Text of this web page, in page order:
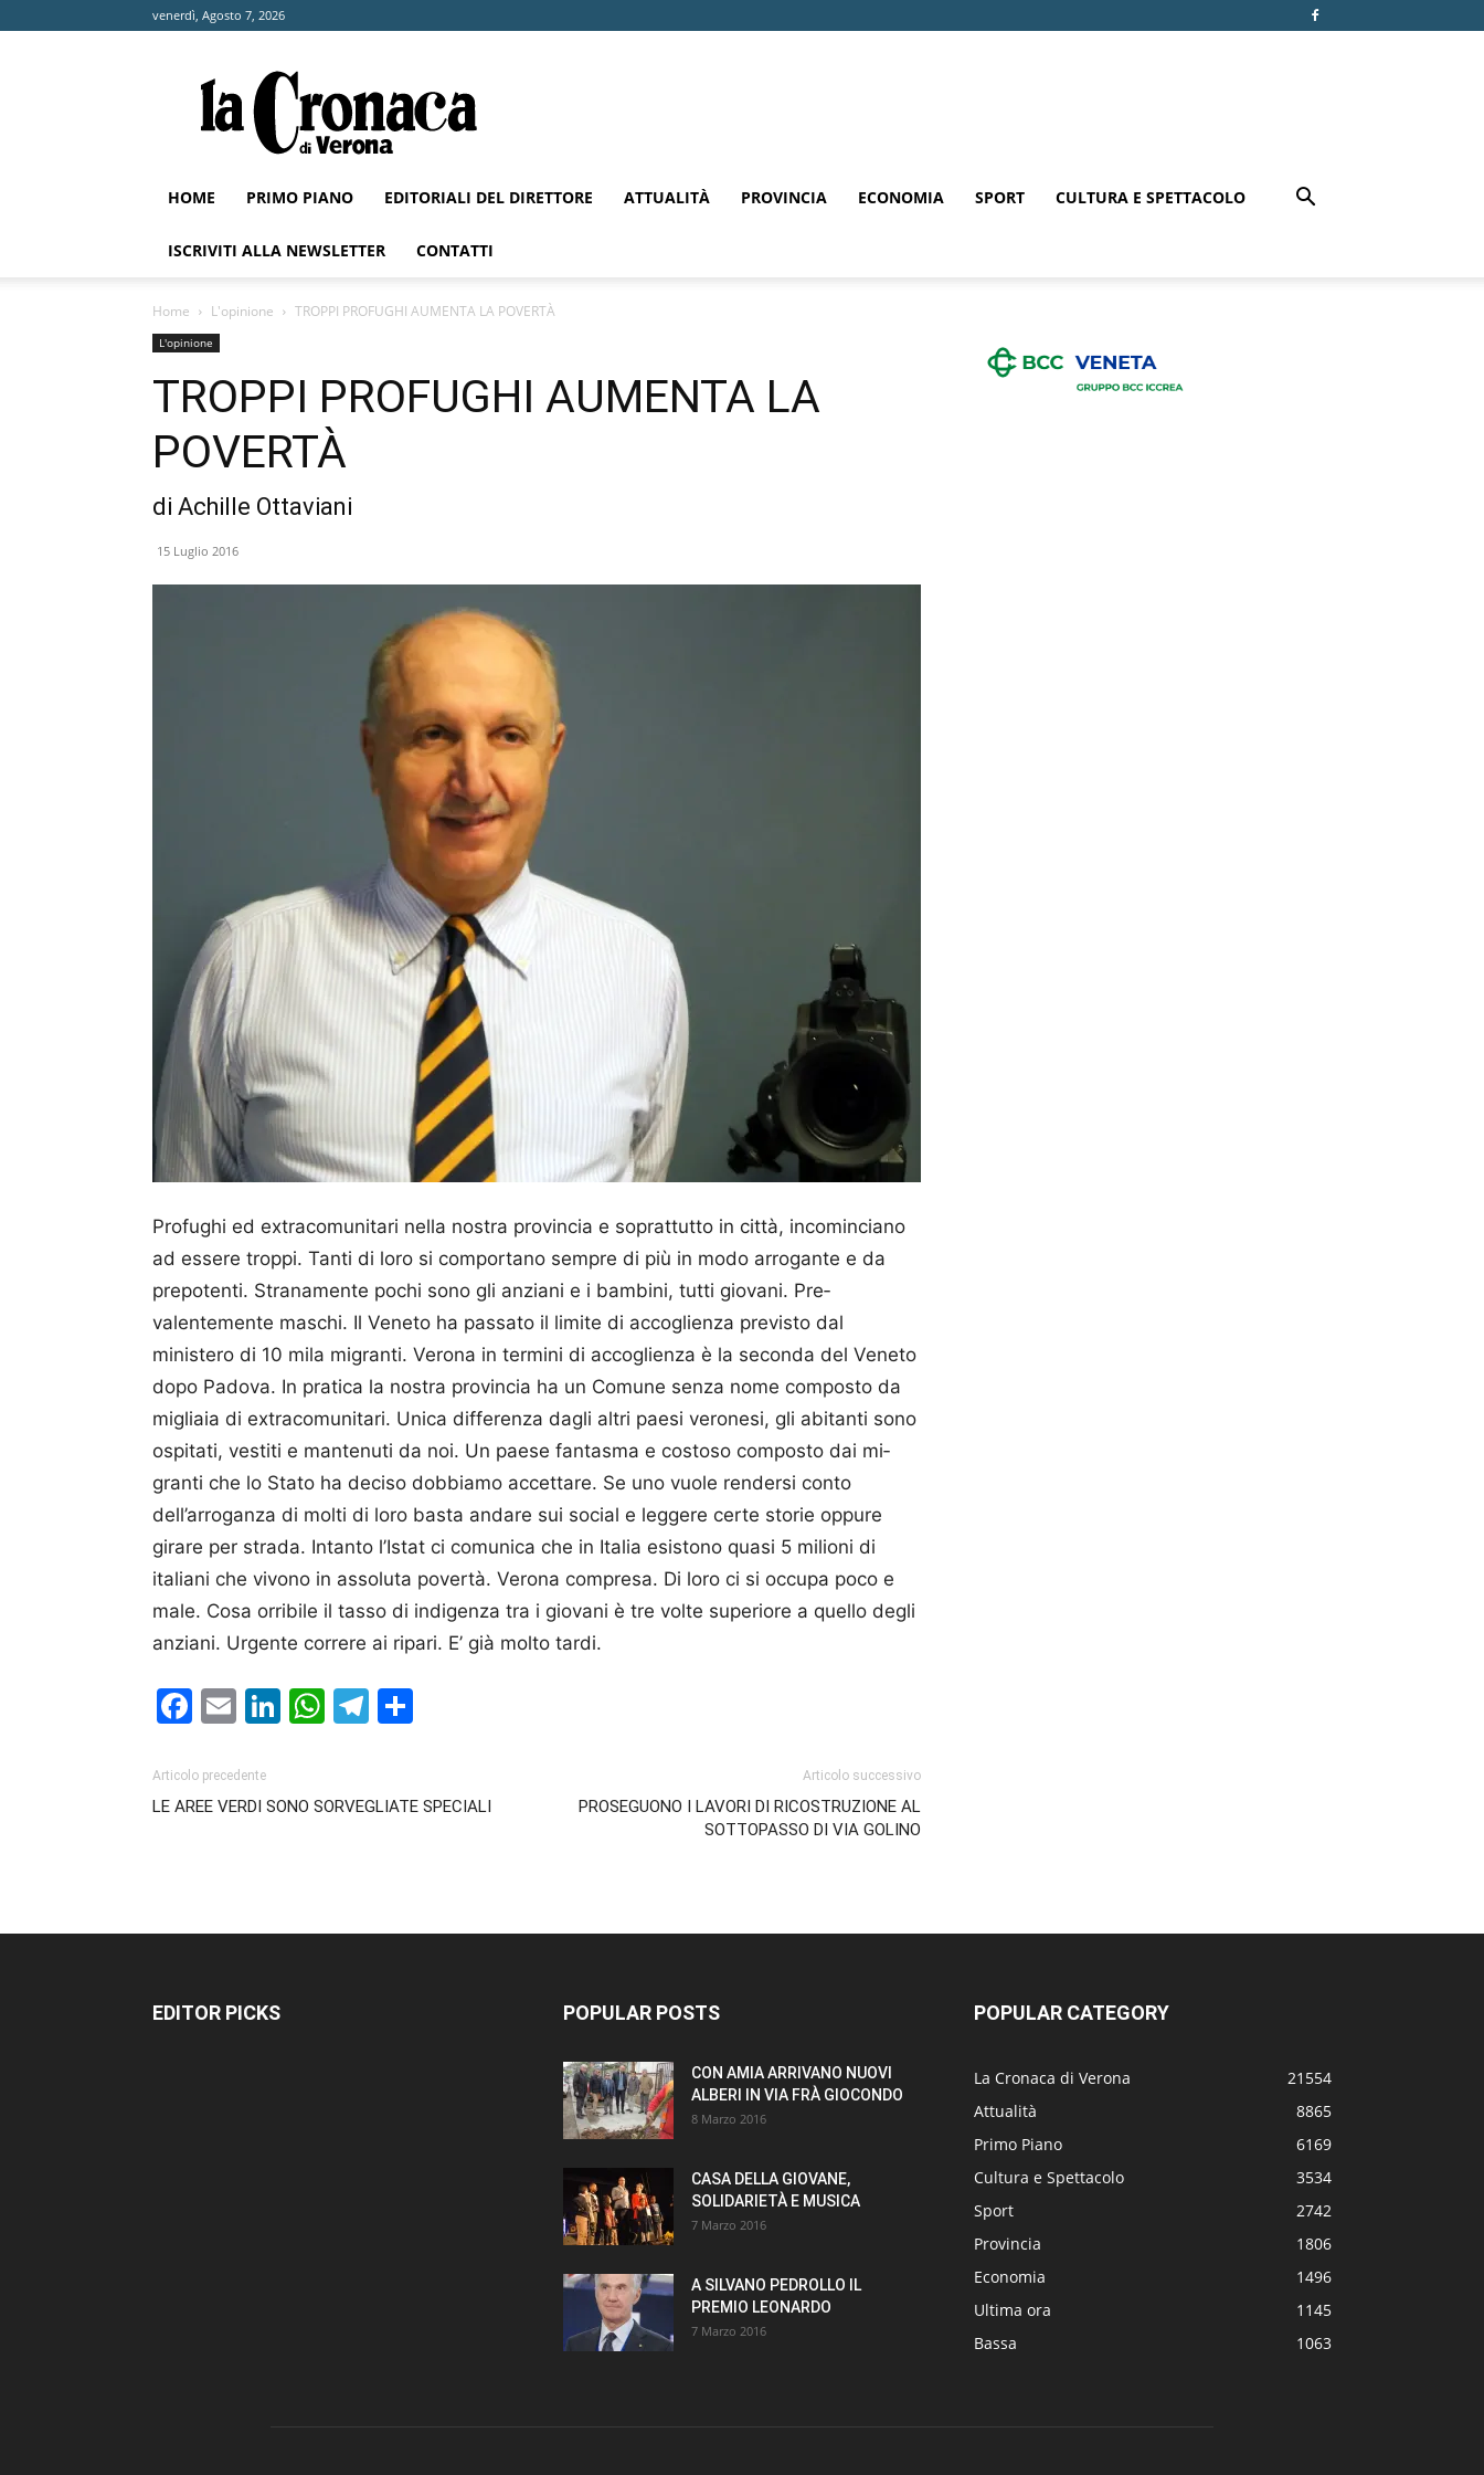
venerdì, Agosto 7, 2026
Cronaca
di
Verona
HOME PRIMO PIANO EDITORIALI DEL DIRETTORE ATTUALITÀ PROVINCIA ECONOMIA SPORT CULTURA E SPETTACOLO
ISCRIVITI ALLA NEWSLETTER CONTATTI
Home L'opinione TROPPI PROFUGHI AUMENTA LA POVERTÀ
L'opinione
TROPPI PROFUGHI AUMENTA LA
POVERTÀ
di Achille Ottaviani
15 Luglio 2016
Profughi ed extracomunitari nella nostra provincia e soprattutto in città, incominciano
ad essere troppi. Tanti di loro si comportano sempre di più in modo arrogante e da
prepotenti. Strana­mente pochi sono gli anziani e i bambini, tutti giovani. Pre­
valentemente maschi. Il Veneto ha passato il limite di accoglienza previsto dal
ministero di 10 mila migranti. Verona in termini di accoglienza è la seconda del Veneto
dopo Padova. In pratica la nostra provincia ha un Comune senza nome composto da
migliaia di extracomunitari. Unica differenza dagli altri paesi veronesi, gli abitanti sono
ospitati, vestiti e mantenuti da noi. Un paese fantasma e costoso composto dai mi­
granti che lo Stato ha deciso dobbiamo accettare. Se uno vuole rendersi conto
dell’arroganza di molti di loro basta andare sui social e leggere certe storie oppure
girare per strada. Intanto l’Istat ci comunica che in Italia esistono quasi 5 milioni di
italiani che vivono in assoluta povertà. Verona compresa. Di loro ci si occupa poco e
male. Cosa orribile il tasso di indigenza tra i giovani è tre volte superiore a quello degli
anziani. Urgente correre ai ripari. E’ già molto tardi.
Facebook
EmailLinkedIn
WhatsApp
Telegram
Articolo precedente
LE AREE VERDI SONO SORVEGLIATE SPECIALI
Articolo successivo
PROSEGUONO I LAVORI DI RICOSTRUZIONE AL
SOTTOPASSO DI VIA GOLINO
EDITOR PICKS POPULAR POSTS
CON AMIA ARRIVANO NUOVI
ALBERI IN VIA FRÀ GIOCONDO
8 Marzo 2016
CASA DELLA GIOVANE,
SOLIDARIETÀ E MUSICA
7 Marzo 2016
A SILVANO PEDROLLO IL
PREMIO LEONARDO
7 Marzo 2016
POPULAR CATEGORY
La Cronaca di Verona
21554
Attualità
8865
Primo Piano
6169
Cultura e Spettacolo
3534
Sport
2742
Provincia
1806
Economia
1496
Ultima ora
1145
Bassa
1063